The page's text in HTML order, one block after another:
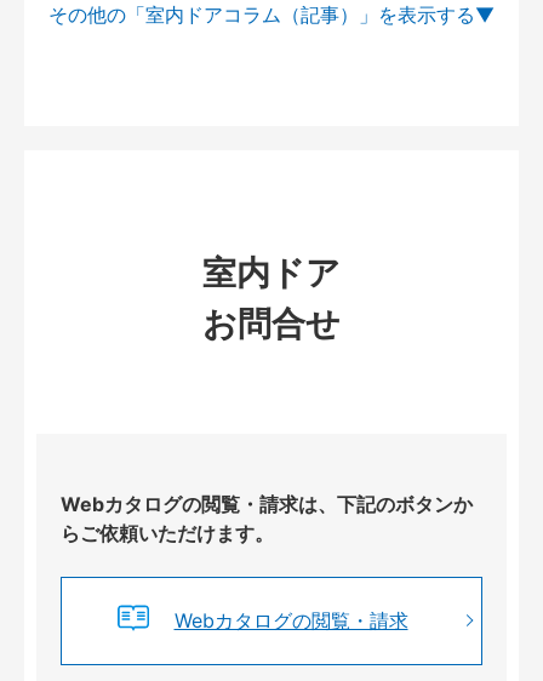
その他の「室内ドアコラム（記事）」を
室内ドア
お問合せ
Webカタログの閲覧・請求は、下記のボタンか
らご依頼いただけます。
Webカタログの閲覧・請求